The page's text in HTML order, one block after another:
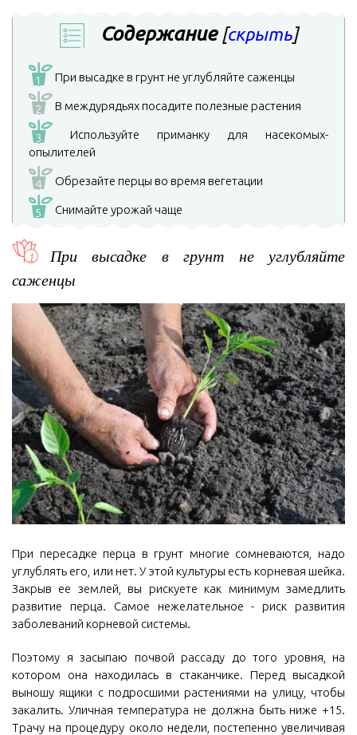
Содержание [скрыть]
1 При высадке в грунт не углубляйте саженцы
2 В междурядьях посадите полезные растения
3
Используйте приманку для насекомых-
опылителей
4 Обрезайте перцы во время вегетации
5 Снимайте урожай чаще
При высадке в грунт не углубляйте
саженцы
При пересадке перца в грунт многие сомневаются, надо
углублять его, или нет. У этой культуры есть корневая шейка.
Закрыв ее землей, вы рискуете как минимум замедлить
развитие перца. Самое нежелательное - риск развития
заболеваний корневой системы.
Поэтому я засыпаю почвой рассаду до того уровня, на
котором она находилась в стаканчике. Перед высадкой
выношу ящики с подросшими растениями на улицу, чтобы
закалить. Уличная температура не должна быть ниже +15.
Трачу на процедуру около недели, постепенно увеличивая